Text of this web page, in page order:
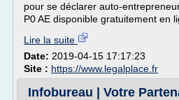
pour se déclarer auto-
P0 AE disponible gratuitement en
Lire la suite
Date: 2019-04-15 17:17:23
Site : https://www.legalplace.fr
Infobureau | Votre